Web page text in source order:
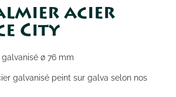
acier
City
ø 76 mm
galvanisé peint sur galva selon nos